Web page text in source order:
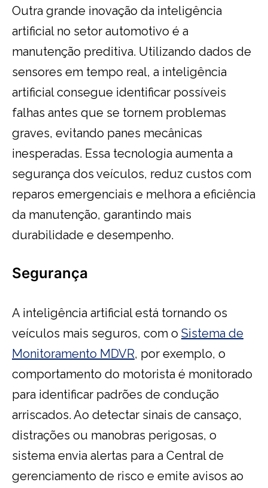
Outra grande inovação da inteligência
artificial no setor automotivo é a
manutenção preditiva. Utilizando dados de
sensores em tempo real, a inteligência
artificial consegue identificar possíveis
falhas antes que se tornem problemas
graves, evitando panes mecânicas
inesperadas. Essa tecnologia aumenta a
segurança dos veículos, reduz custos com
reparos emergenciais e melhora a eficiência
da manutenção, garantindo mais
durabilidade e desempenho.
Segurança
A inteligência artificial está tornando os
veículos mais seguros, com o Sistema de
Monitoramento MDVR, por exemplo, o
comportamento do motorista é monitorado
para identificar padrões de condução
arriscados. Ao detectar sinais de cansaço,
distrações ou manobras perigosas, o
sistema envia alertas para a Central de
gerenciamento de risco e emite avisos ao